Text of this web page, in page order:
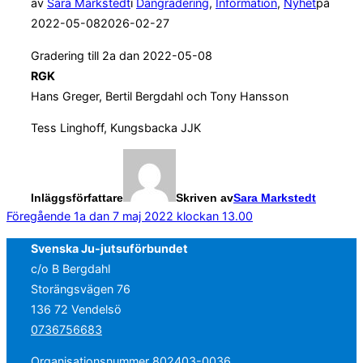
av Sara Markstedti Dangradering, Information, Nyhetpå
Publicerat
2022-05-082026-02-27
Gradering till 2a dan 2022-05-08
RGK
Hans Greger, Bertil Bergdahl och Tony Hansson
Tess Linghoff, Kungsbacka JJK
Inläggsförfattare Skriven avSara Markstedt
Inläggsnavigering
Föregående
Föregående 1a dan 7 maj 2022 klockan 13.00
Svenska Ju-jutsuförbundet
c/o B Bergdahl
Storängsvägen 76
136 72 Vendelsö
0736756683